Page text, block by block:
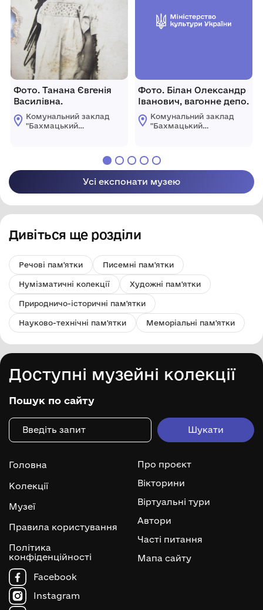
Фото. Танана Євгенія
Василівна.
Комунальний заклад
"Бахмацький
Бахмацької міської
Фото. Білан Олександр
Іванович, вагонне депо.
Комунальний заклад
"Бахмацький
Яременка"
Бахмацької міської
ради
Усі експонати музею
Дивіться ще розділи
Речові пам'ятки Писемні пам'ятки
Нумізматичні колекції Художні пам'ятки
Природничо-історичні пам'ятки
Науково-технічні пам'ятки Меморіальні пам'ятки
Доступні музейні колекції
Пошук по сайту
Головна
Колекції
Музеї
Правила користування
Політика
конфіденційності
Про проєкт
Вікторини
Віртуальні тури
Автори
Часті питання
Мапа сайту
Facebook
Instagram